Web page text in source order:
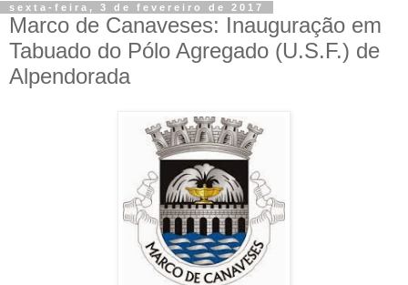
sexta-feira, 3 de fevereiro de 2017
Marco de Canaveses: Inauguração em
Tabuado do Pólo Agregado (U.S.F.) de
Alpendorada